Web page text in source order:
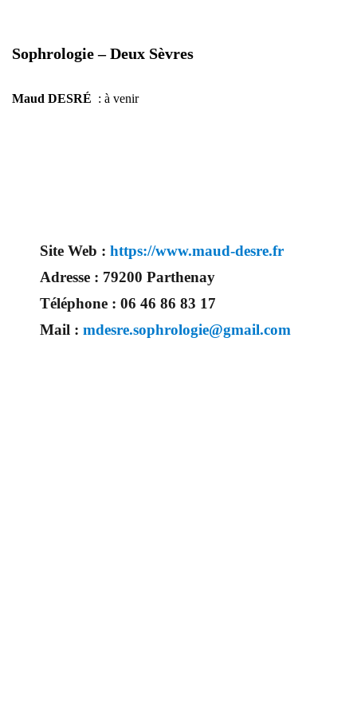
Sophrologie – Deux Sèvres
Maud DESRÉ : à venir
Site Web : https://www.maud-desre.fr
Adresse : 79200 Parthenay
Téléphone : 06 46 86 83 17
Mail : mdesre.sophrologie@gmail.com